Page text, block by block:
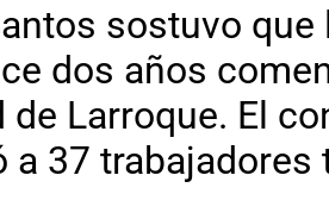
sostuvo
dos años
de Larroque. El
a 37